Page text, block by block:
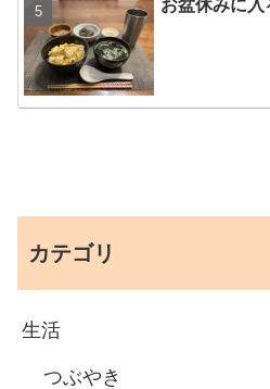
お盆休みに
カテゴリ
生活
つぶやき